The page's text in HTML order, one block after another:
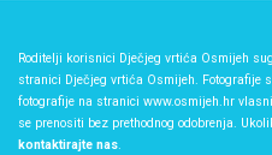
Roditelji korisnici Dječjeg vrtića Osmijeh
stranici Dječjeg vrtića Osmijeh. Fotografije
fotografije na stranici www.osmijeh.hr
se prenositi bez prethodnog odobrenja.
kontaktirajte nas.